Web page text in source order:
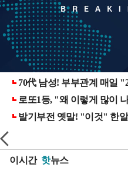
이시간 핫뉴스